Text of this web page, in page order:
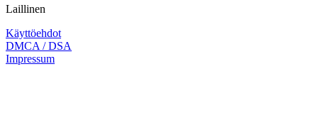
Laillinen
Käyttöehdot
DMCA / DSA
Impressum